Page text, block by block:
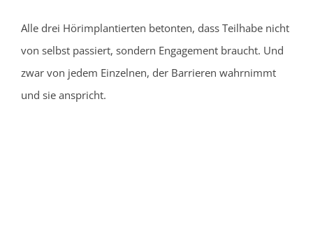
Alle drei Hörimplantierten betonten, dass Teilhabe nicht
von selbst passiert, sondern Engagement braucht. Und
zwar von jedem Einzelnen, der Barrieren wahrnimmt
und sie anspricht.